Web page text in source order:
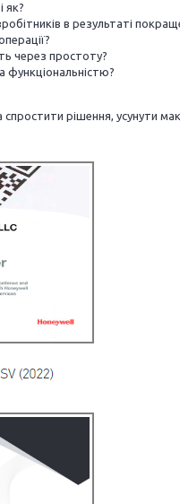
як?
в результаті
через простоту?
функціональністю?
рішення, усунути